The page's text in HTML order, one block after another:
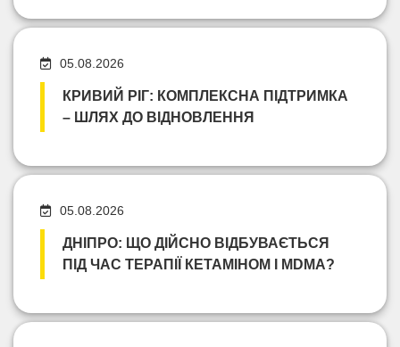
05.08.2026
КРИВИЙ РІГ: КОМПЛЕКСНА ПІДТРИМКА
– ШЛЯХ ДО ВІДНОВЛЕННЯ
05.08.2026
ДНІПРО: ЩО ДІЙСНО ВІДБУВАЄТЬСЯ
ПІД ЧАС ТЕРАПІЇ КЕТАМІНОМ І MDMA?